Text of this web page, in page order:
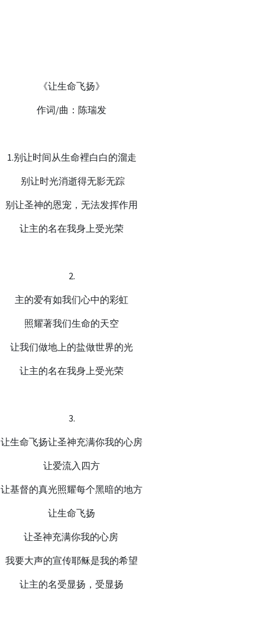
《让生命飞扬》
作词/曲：陈瑞发
1.别让时间从生命裡白白的溜走
别让时光消逝得无影无踪
别让圣神的恩宠，无法发挥作用
让主的名在我身上受光荣
2.
主的爱有如我们心中的彩虹
照耀著我们生命的天空
让我们做地上的盐做世界的光
让主的名在我身上受光荣
3.
让生命飞扬让圣神充满你我的心房
让爱流入四方
让基督的真光照耀每个黑暗的地方
让生命飞扬
让圣神充满你我的心房
我要大声的宣传耶稣是我的希望
让主的名受显扬，受显扬